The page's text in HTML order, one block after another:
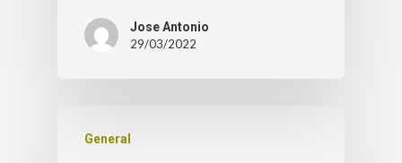
Jose Antonio
29/03/2022
General